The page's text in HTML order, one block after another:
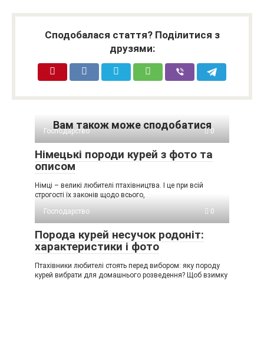
Сподобалася стаття? Поділитися з
друзями:
Вам також може сподобатися
Господарство 0
Німецькі породи курей з фото та
описом
Німці – великі любителі птахівництва. І це при всій
строгості їх законів щодо всього,
Господарство
0
Порода курей несучок родоніт:
характеристики і фото
Птахівники любителі стоять перед вибором: яку породу
курей вибрати для домашнього розведення? Щоб взимку